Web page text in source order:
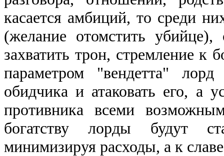
касается амбиций, то среди
(желание отомстить убийце),
захватить трон, стремление к
параметром "вендетта" лорд
обидчика и атаковать его, а
противника всеми
богатству лорды будут
минимизируя расходы, а к